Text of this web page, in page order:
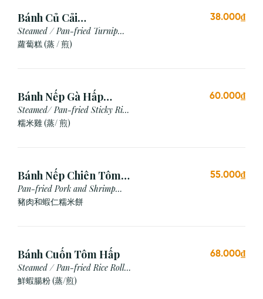
Bánh Củ Cải
Hấp/Chiên (3 viên)
Steamed / Pan-fried Turnip
Cake
蘿蔔糕 (蒸 / 煎)
38.000₫
Bánh Nếp Gà Hấp
/Chiên (2 cái)
Steamed/ Pan-fried Sticky Rice
Chicken
糯米雞 (蒸/ 煎)
60.000₫
Bánh Nếp Chiên Tôm
Thịt (3 Cái)
Pan-fried Pork and Shrimp
Glutinous Rice Cake
豬肉和蝦仁糯米餅
55.000₫
Bánh Cuốn Tôm Hấp
Steamed / Pan-fried Rice Roll
with Shrimp
鮮蝦腸粉 (蒸/煎)
68.000₫